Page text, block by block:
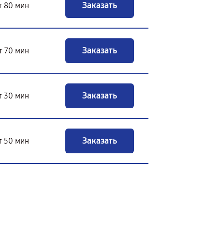
80 мин Заказать
70 мин Заказать
30 мин Заказать
50 мин Заказать